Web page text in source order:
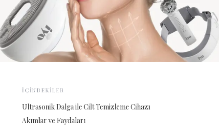
İÇINDEKILER
Ultrasonik Dalga ile Cilt Temizleme Cihazı
Akımlar ve Faydaları